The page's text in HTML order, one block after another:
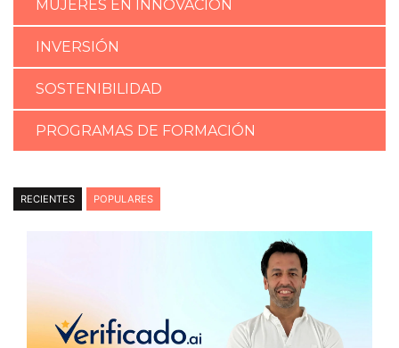
MUJERES EN INNOVACIÓN
INVERSIÓN
SOSTENIBILIDAD
PROGRAMAS DE FORMACIÓN
RECIENTES POPULARES